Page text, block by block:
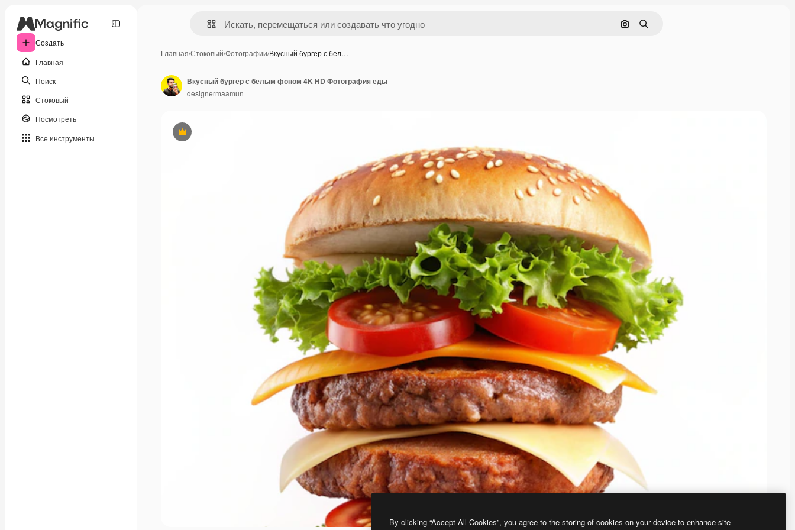
Создать
Главная
Поиск
Стоковый
Посмотреть
Все инструменты
Поиск по изображению
Поиск
Главная/Стоковый/Фотографии/Вкусный бургер с бел…
Премиум
Вкусный бургер с белым фоном 4K HD Фотография еды
designermaamun
By clicking “Accept All Cookies”, you agree to the storing of cookies on your device to enhance site